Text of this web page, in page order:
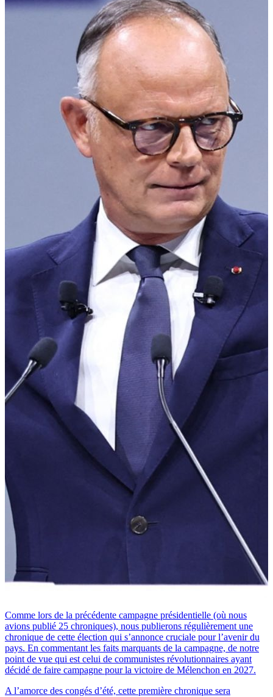
Comme lors de la précédente campagne présidentielle (où nous
avions publié 25 chroniques), nous publierons régulièrement une
chronique de cette élection qui s’annonce cruciale pour l’avenir du
pays. En commentant les faits marquants de la campagne, de notre
point de vue qui est celui de communistes révolutionnaires ayant
décidé de faire campagne pour la victoire de Mélenchon en 2027.
A l’amorce des congés d’été, cette première chronique sera